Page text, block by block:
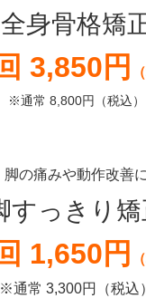
全身骨格矯
3,850円
※通常 8,800円（税込）
脚の痛みや動作改善に
すっきり矯
1,650円
※通常 3,300円（税込）